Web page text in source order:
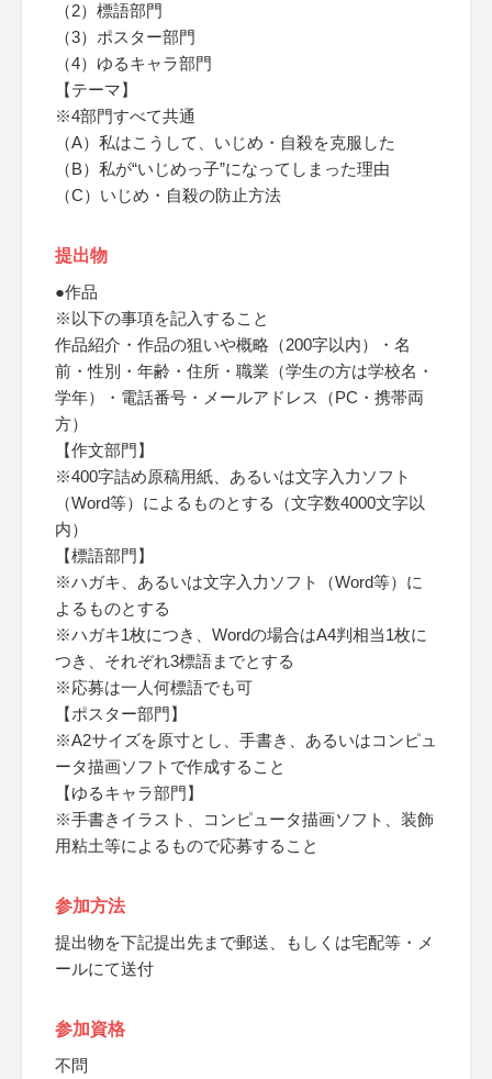
（2）標語部門
（3）ポスター部門
（4）ゆるキャラ部門
【テーマ】
※4部門すべて共通
（A）私はこうして、いじめ・自殺を克服した
（B）私が“いじめっ子”になってしまった理由
（C）いじめ・自殺の防止方法
提出物
●作品
※以下の事項を記入すること
作品紹介・作品の狙いや概略（200字以内）・名
前・性別・年齢・住所・職業（学生の方は学校名・
学年）・電話番号・メールアドレス（PC・携帯両
方）
【作文部門】
※400字詰め原稿用紙、あるいは文字入力ソフト
（Word等）によるものとする（文字数4000文字以
内）
【標語部門】
※ハガキ、あるいは文字入力ソフト（Word等）に
よるものとする
※ハガキ1枚につき、Wordの場合はA4判相当1枚に
つき、それぞれ3標語までとする
※応募は一人何標語でも可
【ポスター部門】
※A2サイズを原寸とし、手書き、あるいはコンピュ
ータ描画ソフトで作成すること
【ゆるキャラ部門】
※手書きイラスト、コンピュータ描画ソフト、装飾
用粘土等によるもので応募すること
参加方法
提出物を下記提出先まで郵送、もしくは宅配等・メ
ールにて送付
参加資格
不問